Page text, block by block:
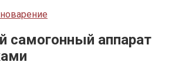
самогонный аппарат